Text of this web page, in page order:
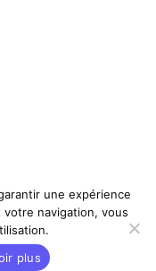
une expérience
navigation, vous
plus